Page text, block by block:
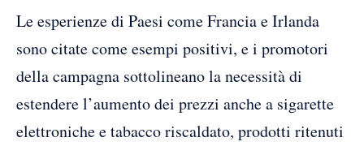
Le esperienze di Paesi come Francia e Irlanda
sono citate come esempi positivi, e i promotori
della campagna sottolineano la necessità di
estendere l’aumento dei prezzi anche a sigarette
elettroniche e tabacco riscaldato, prodotti ritenuti